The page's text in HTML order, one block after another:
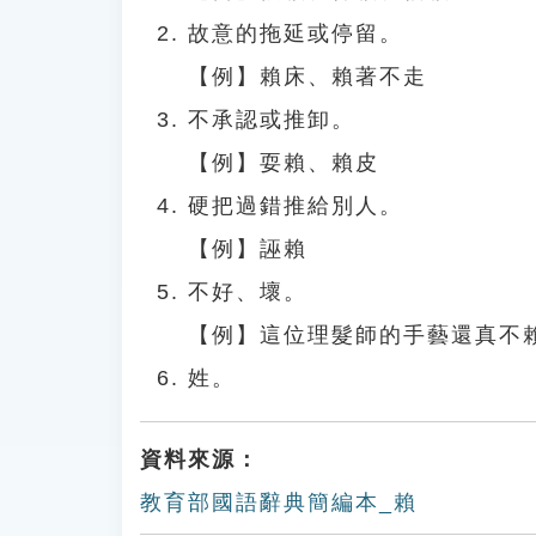
故意的拖延或停留。
【例】賴床、賴著不走
不承認或推卸。
【例】耍賴、賴皮
硬把過錯推給別人。
【例】誣賴
不好、壞。
【例】這位理髮師的手藝還真不
姓。
資料來源：
教育部國語辭典簡編本_賴